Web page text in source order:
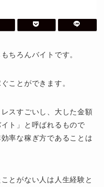
ちろんバイトです。
ことができます。
スすごいし、大した金額
ト」と呼ばれるもので
率な稼ぎ方であることは
とがない人は人生経験と